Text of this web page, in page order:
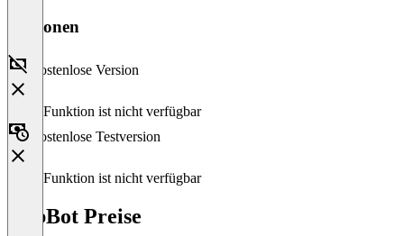
Versionen
Kostenlose Version
Diese Funktion ist nicht verfügbar
Kostenlose Testversion
Diese Funktion ist nicht verfügbar
DubBot Preise